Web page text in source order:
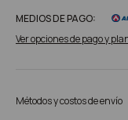
MEDIOS DE PAGO:
Ver opciones de pago y
Métodos y costos de envío